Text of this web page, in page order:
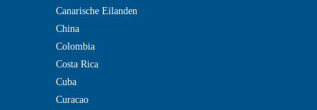
Canarische Eilanden
China
Colombia
Costa Rica
Cuba
Curacao